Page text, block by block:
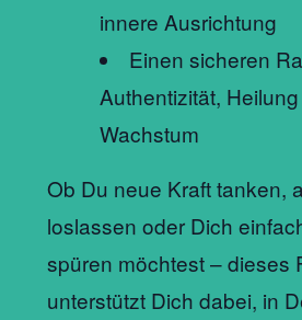
innere Ausrichtung
Einen sicheren
Authentizität,
Wachstum
Ob Du neue Kraft tanken,
loslassen oder Dich
spüren möchtest – dieses
unterstützt Dich dabei, in